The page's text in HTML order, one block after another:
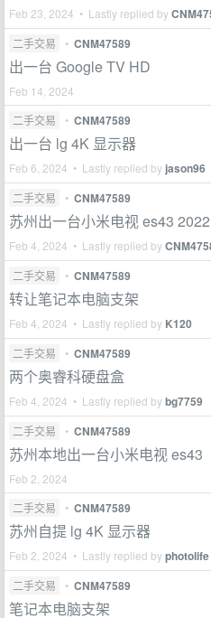
Feb 23, 2024 • Lastly replied by
二手交易 • CNM47589
出一台 Google TV HD
Feb 14, 2024
二手交易
• CNM47589
出一台 lg 4K 显示器
Feb 6, 2024 • Lastly replied by jason96
二手交易 • CNM47589
苏州出一台小米电视 es43 2022
Feb 4, 2024 • Lastly replied by
二手交易 • CNM47589
转让笔记本电脑支架
Feb 4, 2024 • Lastly replied by K120
二手交易 • CNM47589
两个奥睿科硬盘盒
Feb 4, 2024 • Lastly replied bybg7759
二手交易 • CNM47589
苏州本地出一台小米电视 es43
Feb 2, 2024
二手交易
• CNM47589
苏州自提 lg 4K 显示器
Feb 2, 2024 • Lastly replied byphotolife
二手交易 • CNM47589
笔记本电脑支架